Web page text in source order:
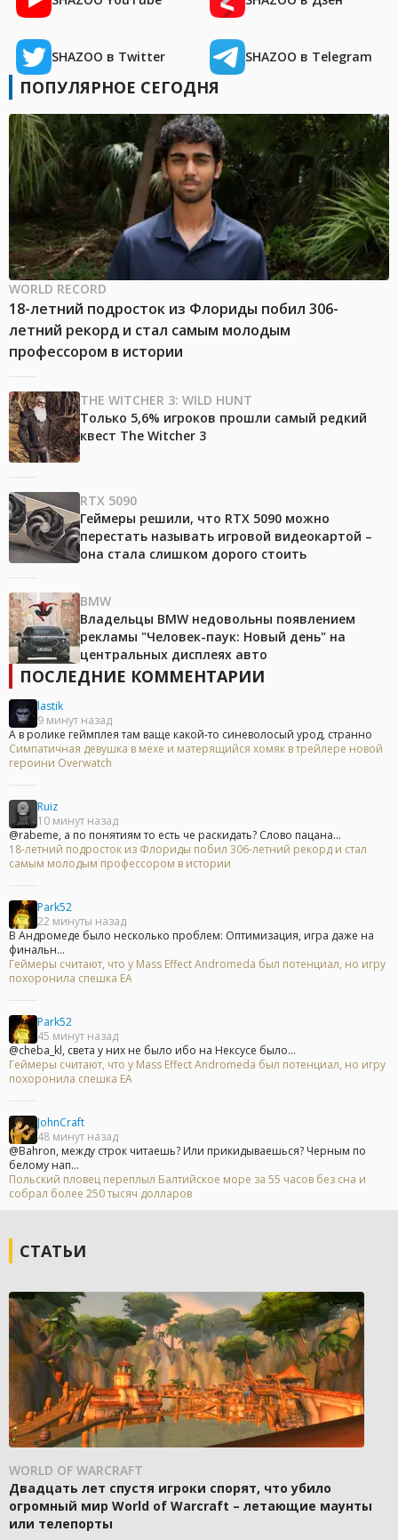
SHAZOO в Twitter SHAZOO в Telegram
ПОПУЛЯРНОЕ СЕГОДНЯ
WORLD RECORD
18-летний подросток из Флориды побил 306-
летний рекорд и стал самым молодым
профессором в истории
THE WITCHER 3: WILD HUNT
Только 5,6% игроков прошли самый редкий
квест The Witcher 3
RTX 5090
Геймеры решили, что RTX 5090 можно
перестать называть игровой видеокартой –
она стала слишком дорого стоить
BMW
Владельцы BMW недовольны появлением
рекламы "Человек-паук: Новый день" на
центральных дисплеях авто
ПОСЛЕДНИЕ КОММЕНТАРИИ
lastik
9 минут назад
А в ролике геймплея там ваще какой-то синеволосый урод, странно
Симпатичная девушка в мехе и матерящийся хомяк в трейлере новой
героини Overwatch
Ruiz
10 минут назад
@rabeme, а по понятиям то есть че раскидать? Слово пацана...
18-летний подросток из Флориды побил 306-летний рекорд и стал
самым молодым профессором в истории
Park52
22 минуты назад
В Андромеде было несколько проблем: Оптимизация, игра даже на
финальн...
Геймеры считают, что у Mass Effect Andromeda был потенциал, но игру
похоронила спешка EA
Park52
45 минут назад
@cheba_kl, света у них не было ибо на Нексусе было...
Геймеры считают, что у Mass Effect Andromeda был потенциал, но игру
похоронила спешка EA
JohnCraft
48 минут назад
@Bahron, между строк читаешь? Или прикидываешься? Черным по
белому нап...
Польский пловец переплыл Балтийское море за 55 часов без сна и
собрал более 250 тысяч долларов
СТАТЬИ
WORLD OF WARCRAFT
Двадцать лет спустя игроки спорят, что убило
огромный мир World of Warcraft – летающие маунты
или телепорты